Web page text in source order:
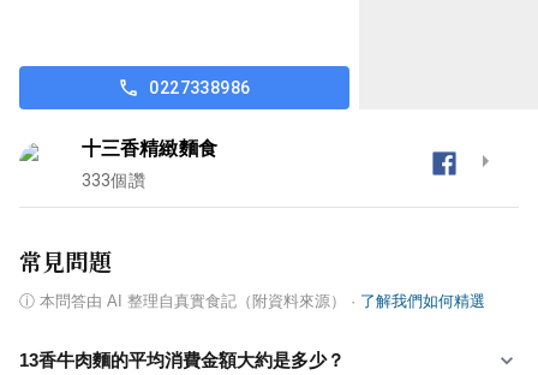
0227338986
十三香精緻麵食
333個讚
常見問題
ⓘ 本問答由 AI 整理自真實食記（附資料來源） · 了解我們如何精選
13香牛肉麵的平均消費金額大約是多少？